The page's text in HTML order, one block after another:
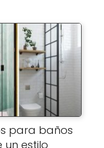
para baños
un estilo